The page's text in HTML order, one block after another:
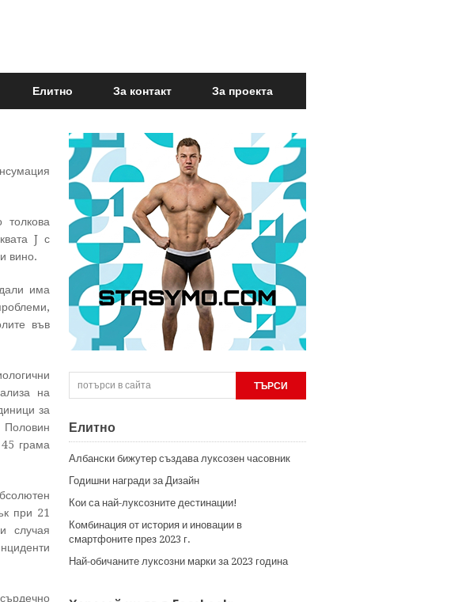
Елитно За контакт За проекта
толкова
J с
вино.
има
във
на
за
Половин
грама
при 21
случая
Елитно
Албански бижутер създава луксозен часовник
Годишни награди за Дизайн
Кои са най-луксозните дестинации!
Комбинация от история и иновации в
смартфоните през 2023 г.
Най-обичаните луксозни марки за 2023 година